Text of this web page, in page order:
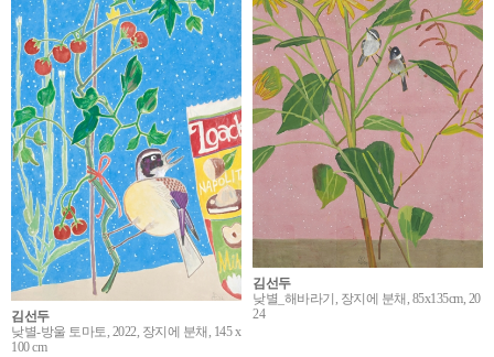
김선두
낮별_해바라기, 장지에 분채, 85x135cm, 20
24
김선두
낮별-방울 토마토, 2022, 장지에 분채, 145 x
100 cm